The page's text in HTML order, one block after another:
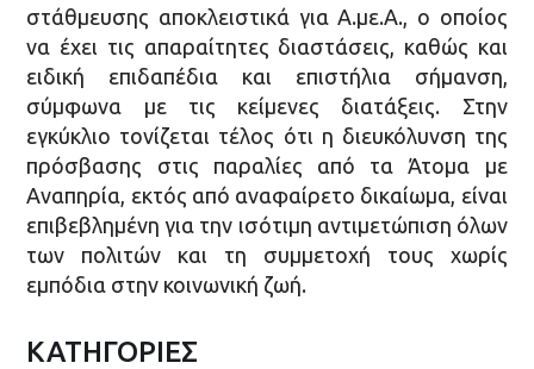
στάθμευσης αποκλειστικά για Α.με.Α., ο οποίος
να έχει τις απαραίτητες διαστάσεις, καθώς και
ειδική επιδαπέδια και επιστήλια σήμανση,
σύμφωνα με τις κείμενες διατάξεις. Στην
εγκύκλιο τονίζεται τέλος ότι η διευκόλυνση της
πρόσβασης στις παραλίες από τα Άτομα με
Αναπηρία, εκτός από αναφαίρετο δικαίωμα, είναι
επιβεβλημένη για την ισότιμη αντιμετώπιση όλων
των πολιτών και τη συμμετοχή τους χωρίς
εμπόδια στην κοινωνική ζωή.
ΚΑΤΗΓΟΡΙΕΣ